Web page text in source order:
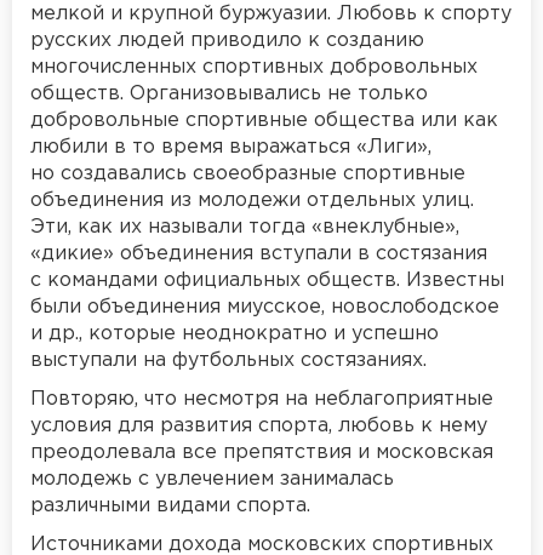
мелкой и крупной буржуазии. Любовь к спорту
русских людей приводило к созданию
многочисленных спортивных добровольных
обществ. Организовывались не только
добровольные спортивные общества или как
любили в то время выражаться «Лиги»,
но создавались своеобразные спортивные
объединения из молодежи отдельных улиц.
Эти, как их называли тогда «внеклубные»,
«дикие» объединения вступали в состязания
с командами официальных обществ. Известны
были объединения миусское, новослободское
и др., которые неоднократно и успешно
выступали на футбольных состязаниях.
Повторяю, что несмотря на неблагоприятные
условия для развития спорта, любовь к нему
преодолевала все препятствия и московская
молодежь с увлечением занималась
различными видами спорта.
Источниками дохода московских спортивных